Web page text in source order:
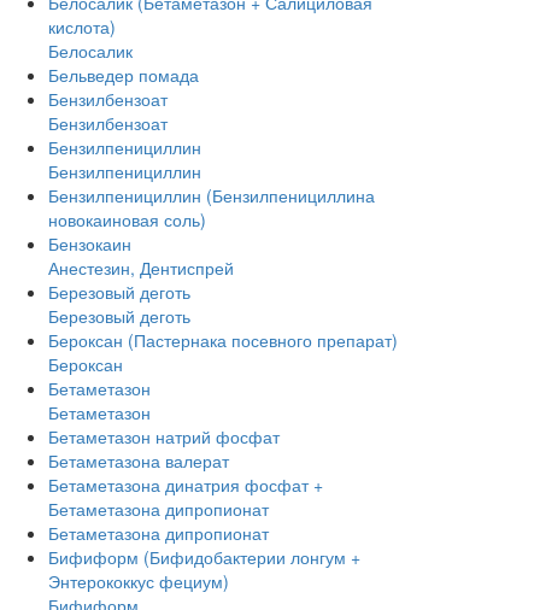
кислота)
Белосалик
Бельведер помада
Бензилбензоат
Бензилбензоат
Бензилпенициллин
Бензилпенициллин
Бензилпенициллин (Бензилпенициллина
новокаиновая соль)
Бензокаин
Анестезин, Дентиспрей
Березовый деготь
Березовый деготь
Бероксан (Пастернака посевного препарат)
Бероксан
Бетаметазон
Бетаметазон
Бетаметазон натрий фосфат
Бетаметазона валерат
Бетаметазона динатрия фосфат +
Бетаметазона дипропионат
Бетаметазона дипропионат
Бифиформ (Бифидобактерии лонгум +
Энтерококкус фециум)
Бифиформ